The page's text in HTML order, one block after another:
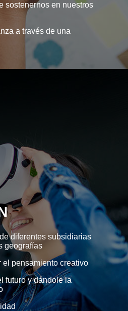
sostenernos en nuestros
a través de una
diferentes subsidiarias
geografías
el pensamiento creativo
futuro y dándole la